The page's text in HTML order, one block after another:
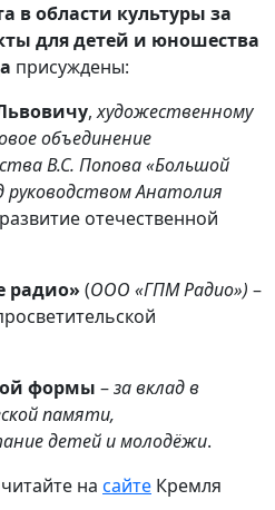
в области культуры за
для детей и юношества
присуждены:
,художественному
объединение
В.С. Попова «Большой
руководством Анатолия
отечественной
радио» (ООО «ГПМ Радио») –
формы –за вклад в
памяти,
детей и молодёжи.
на сайте Кремля